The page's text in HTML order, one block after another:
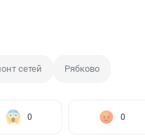
сетей Рябково
0 0